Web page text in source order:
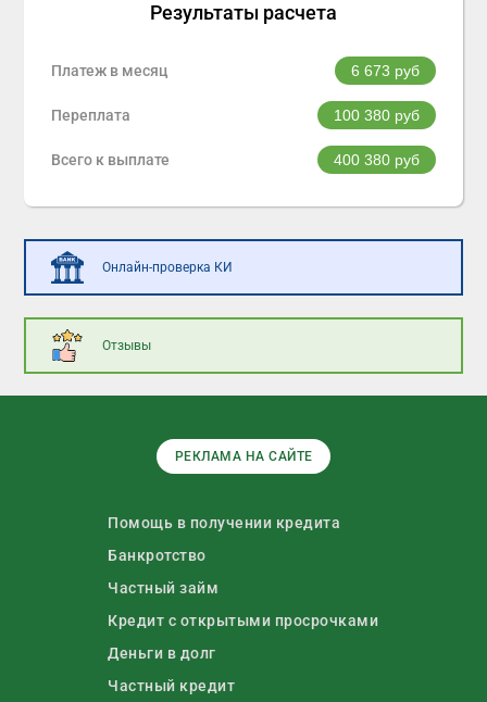
Результаты расчета
Платеж в месяц 6 673 руб
Переплата 100 380руб
Всего к выплате 400 380руб
Онлайн-проверка КИ
Отзывы
РЕКЛАМА НА САЙТЕ
Помощь в получении кредита
Банкротство
Частный займ
Кредит с открытыми просрочками
Деньги в долг
Частный кредит